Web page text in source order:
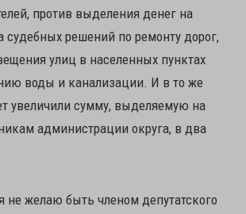
против выделения денег на
судебных решений по ремонту дорог,
улиц в населенных пунктах
воды и канализации. И в то же
увеличили сумму, выделяемую на
администрации округа, в два
не желаю быть членом депутатского